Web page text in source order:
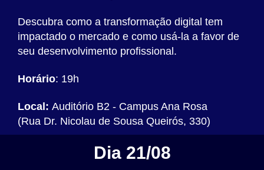
Descubra como a transformação digital tem
impactado o mercado e como usá-la a favor de
seu desenvolvimento profissional.
Horário: 19h
Local: Auditório B2 - Campus Ana Rosa
(Rua Dr. Nicolau de Sousa Queirós, 330)
Dia 21/08